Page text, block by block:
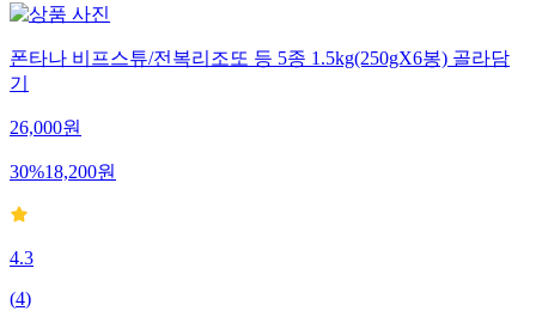
폰타나 비프스튜/전복리조또 등 5종 1.5kg(250gX6봉) 골라담
기
26,000원
30%18,200원
4.3
(4)